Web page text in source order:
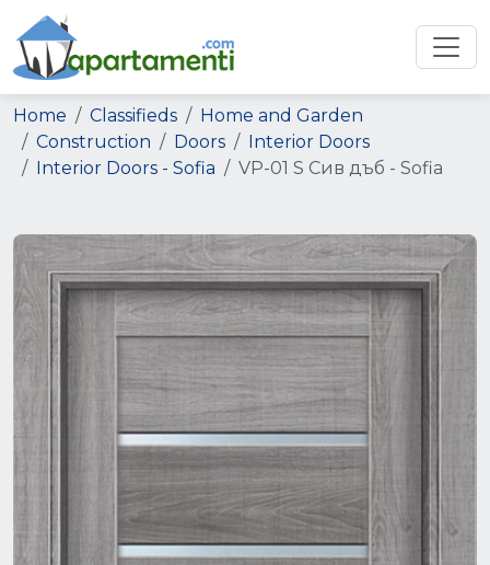
Home Classifieds
Home and Garden
Construction
Doors
Interior Doors
Interior Doors - Sofia
VP-01 S Сив дъб - Sofia